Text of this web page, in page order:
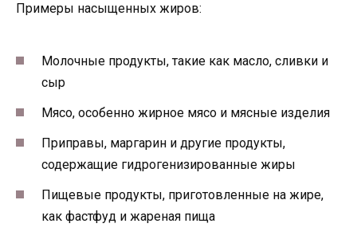
Примеры насыщенных жиров:
Молочные продукты, такие как масло, сливки и
сыр
Мясо, особенно жирное мясо и мясные изделия
Приправы, маргарин и другие продукты,
содержащие гидрогенизированные жиры
Пищевые продукты, приготовленные на жире,
как фастфуд и жареная пища